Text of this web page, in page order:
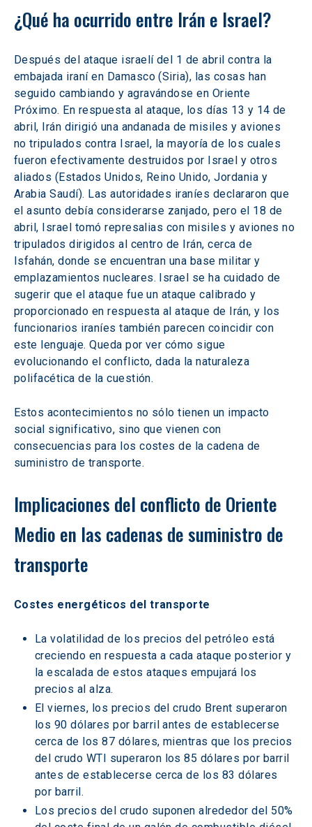
¿Qué ha ocurrido entre Irán e Israel?
Después del ataque israelí del 1 de abril contra la
embajada iraní en Damasco (Siria), las cosas han
seguido cambiando y agravándose en Oriente
Próximo. En respuesta al ataque, los días 13 y 14 de
abril, Irán dirigió una andanada de misiles y aviones
no tripulados contra Israel, la mayoría de los cuales
fueron efectivamente destruidos por Israel y otros
aliados (Estados Unidos, Reino Unido, Jordania y
Arabia Saudí). Las autoridades iraníes declararon que
el asunto debía considerarse zanjado, pero el 18 de
abril, Israel tomó represalias con misiles y aviones no
tripulados dirigidos al centro de Irán, cerca de
Isfahán, donde se encuentran una base militar y
emplazamientos nucleares. Israel se ha cuidado de
sugerir que el ataque fue un ataque calibrado y
proporcionado en respuesta al ataque de Irán, y los
funcionarios iraníes también parecen coincidir con
este lenguaje. Queda por ver cómo sigue
evolucionando el conflicto, dada la naturaleza
polifacética de la cuestión.
Estos acontecimientos no sólo tienen un impacto
social significativo, sino que vienen con
consecuencias para los costes de la cadena de
suministro de transporte.
Implicaciones del conflicto de Oriente
Medio en las cadenas de suministro de
transporte
Costes energéticos del transporte
La volatilidad de los precios del petróleo está
creciendo en respuesta a cada ataque posterior y
la escalada de estos ataques empujará los
precios al alza.
El viernes, los precios del crudo Brent superaron
los 90 dólares por barril antes de establecerse
cerca de los 87 dólares, mientras que los precios
del crudo WTI superaron los 85 dólares por barril
antes de establecerse cerca de los 83 dólares
por barril.
Los precios del crudo suponen alrededor del 50%